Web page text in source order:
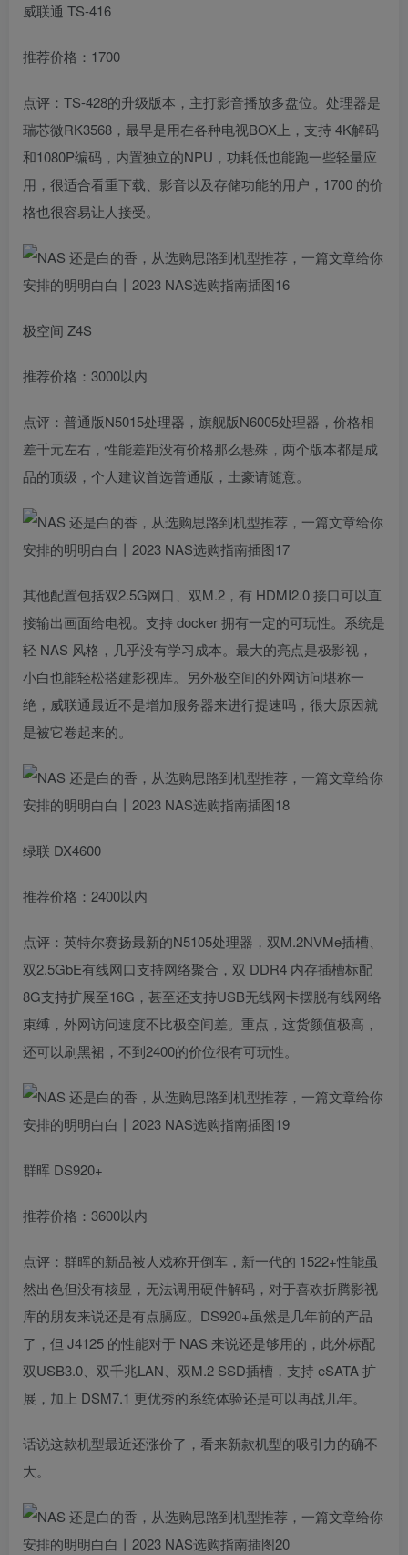
威联通 TS-416
推荐价格：1700
点评：TS-428的升级版本，主打影音播放多盘位。处理器是
瑞芯微RK3568，最早是用在各种电视BOX上，支持 4K解码
和1080P编码，内置独立的NPU，功耗低也能跑一些轻量应
用，很适合看重下载、影音以及存储功能的用户，1700 的价
格也很容易让人接受。
极空间 Z4S
推荐价格：3000以内
点评：普通版N5015处理器，旗舰版N6005处理器，价格相
差千元左右，性能差距没有价格那么悬殊，两个版本都是成
品的顶级，个人建议首选普通版，土豪请随意。
其他配置包括双2.5G网口、双M.2，有 HDMI2.0 接口可以直
接输出画面给电视。支持 docker 拥有一定的可玩性。系统是
轻 NAS 风格，几乎没有学习成本。最大的亮点是极影视，
小白也能轻松搭建影视库。另外极空间的外网访问堪称一
绝，威联通最近不是增加服务器来进行提速吗，很大原因就
是被它卷起来的。
绿联 DX4600
推荐价格：2400以内
点评：英特尔赛扬最新的N5105处理器，双M.2NVMe插槽、
双2.5GbE有线网口支持网络聚合，双 DDR4 内存插槽标配
8G支持扩展至16G，甚至还支持USB无线网卡摆脱有线网络
束缚，外网访问速度不比极空间差。重点，这货颜值极高，
还可以刷黑裙，不到2400的价位很有可玩性。
群晖 DS920+
推荐价格：3600以内
点评：群晖的新品被人戏称开倒车，新一代的 1522+性能虽
然出色但没有核显，无法调用硬件解码，对于喜欢折腾影视
库的朋友来说还是有点膈应。DS920+虽然是几年前的产品
了，但 J4125 的性能对于 NAS 来说还是够用的，此外标配
双USB3.0、双千兆LAN、双M.2 SSD插槽，支持 eSATA 扩
展，加上 DSM7.1 更优秀的系统体验还是可以再战几年。
话说这款机型最近还涨价了，看来新款机型的吸引力的确不
大。